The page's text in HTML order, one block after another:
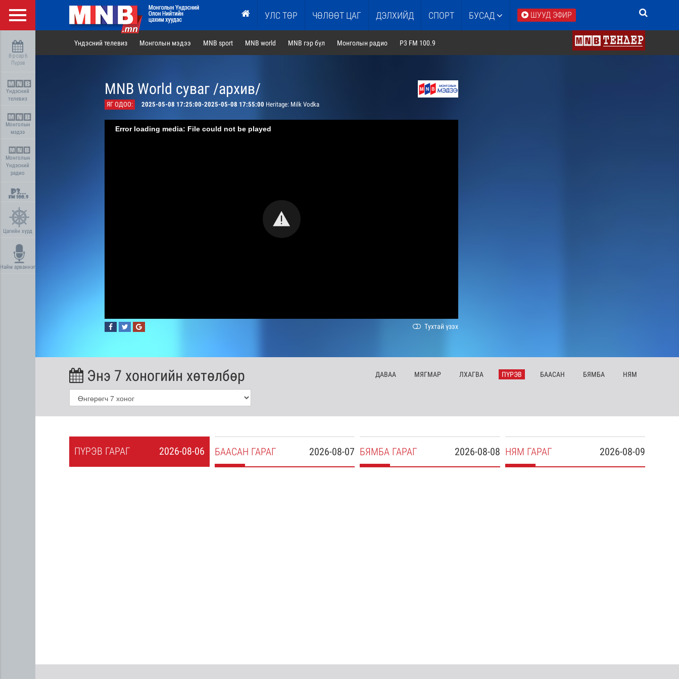
УЛС ТӨР ЧӨЛӨӨТ ЦАГ ДЭЛХИЙД СПОРТ БУСАД ШУУД ЭФИР
8-р сар 6
Пүрэв
Үндэсний
телевиз
Монголын
мэдээ
Монголын
Үндэсний
радио
Цагийн хүрд
Найм арваннэг
Үндэсний телевиз Монголын мэдээ MNB sport MNB world MNB гэр бүл Монголын радио P3 FM 100.9
MNB World суваг /архив/
ЯГ ОДОО: 2025-05-08 17:25:00-2025-05-08 17:55:00 Heritage: Milk Vodka
Error loading media: File could not be played
Тухтай үзэх
Энэ 7 хоногийн хөтөлбөр ДАВАА МЯГМАР ЛХАГВА ПҮРЭВ БААСАН БЯМБА НЯМ
2026-08-06
ПҮРЭВ ГАРАГ 2026-08-07
БААСАН ГАРАГ 2026-08-08
БЯМБА ГАРАГ 2026-08-09
НЯМ ГАРАГ